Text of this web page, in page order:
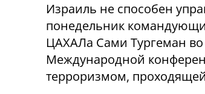
Израиль не способен
понедельник
ЦАХАЛа Сами Тургеман во
Международной
терроризмом,